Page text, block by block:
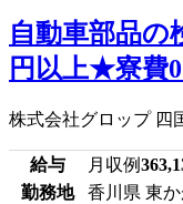
自動車部品
円以上★寮費
株式会社グロップ 四
給与 月収例
勤務地
香川県 東